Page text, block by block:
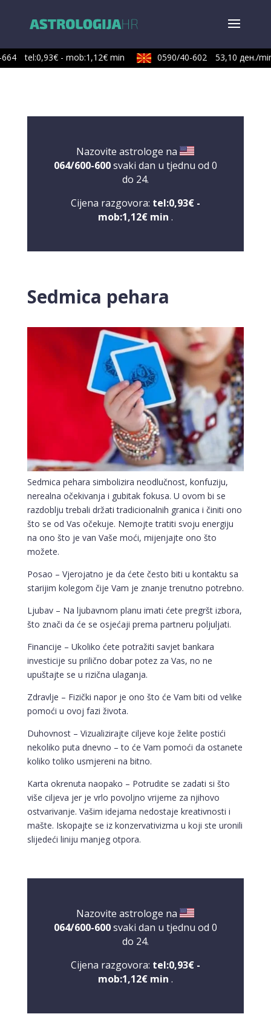
tel:0,93€ - mob:1,12€ min 0590/40-602 53,10 ден./min
Nazovite astrologe na
064/600-600svaki dan u tjednu od 0
do 24.
Cijena razgovora: tel:0,93€ -
mob:1,12€ min .
Sedmica pehara
Sedmica pehara simbolizira neodlučnost, konfuziju,
nerealna očekivanja i gubitak fokusa. U ovom bi se
razdoblju trebali držati tradicionalnih granica i činiti ono
što se od Vas očekuje. Nemojte tratiti svoju energiju
na ono što je van Vaše moći, mijenjajte ono što
možete.
Posao – Vjerojatno je da ćete često biti u kontaktu sa
starijim kolegom čije Vam je znanje trenutno potrebno.
Ljubav – Na ljubavnom planu imati ćete pregršt izbora,
što znači da će se osjećaji prema partneru poljuljati.
Financije – Ukoliko ćete potražiti savjet bankara
investicije su prilično dobar potez za Vas, no ne
upuštajte se u rizična ulaganja.
Zdravlje – Fizički napor je ono što će Vam biti od velike
pomoći u ovoj fazi života.
Duhovnost – Vizualizirajte ciljeve koje želite postići
nekoliko puta dnevno – to će Vam pomoći da ostanete
koliko toliko usmjereni na bitno.
Karta okrenuta naopako – Potrudite se zadati si što
više ciljeva jer je vrlo povoljno vrijeme za njihovo
ostvarivanje. Vašim idejama nedostaje kreativnosti i
mašte. Iskopajte se iz konzervativizma u koji ste uronili
slijedeći liniju manjeg otpora.
Nazovite astrologe na
064/600-600svaki dan u tjednu od 0
do 24.
Cijena razgovora: tel:0,93€ -
mob:1,12€ min .